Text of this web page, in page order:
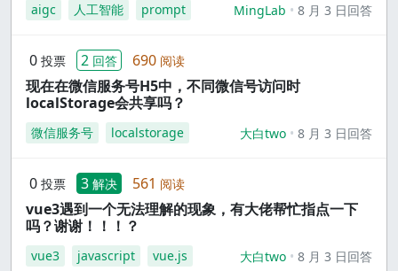
aigc 人工智能 prompt MingLab 8 月 3 日回答
0 投票 2 回答 690 阅读
现在在微信服务号H5中，不同微信号访问时
localStorage会共享吗？
微信服务号 localstorage 大白two 8 月 3 日回答
0 投票 3 解决 561 阅读
vue3遇到一个无法理解的现象，有大佬帮忙指点一下
吗？谢谢！！！？
vue3 javascript vue.js 大白two 8 月 3 日回答